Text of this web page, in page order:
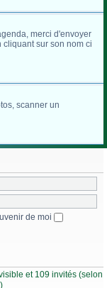
merci d'envoyer
sur son nom ci
scanner un
de moi
et 109 invités (selon